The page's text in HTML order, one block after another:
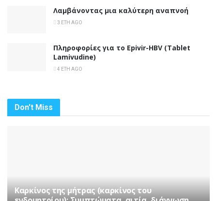
Λαμβάνοντας μια καλύτερη αναπνοή
3 ΈΤΗ AGO
Πληροφορίες για το Epivir-HBV (Tablet
Lamivudine)
4 ΈΤΗ AGO
Don't Miss
Καρκίνος της μήτρας (καρκίνος του